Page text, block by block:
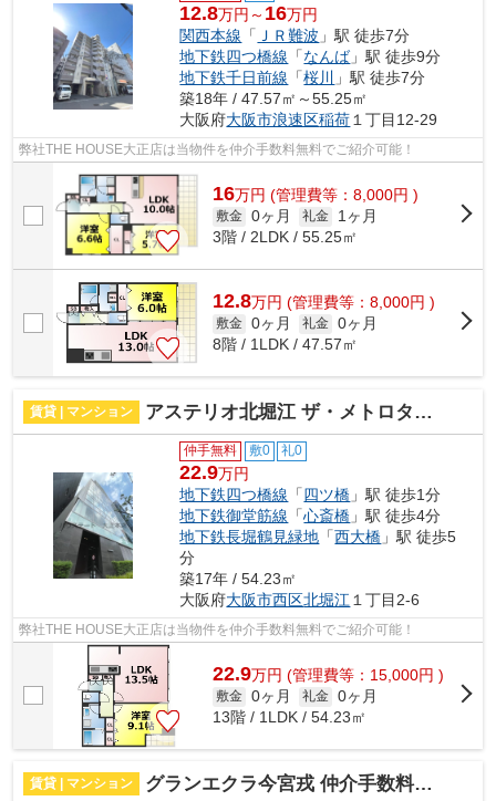
12.8万円～ 16万円
関西本線 「 ＪＲ難波 」駅 徒歩7分
地下鉄四つ橋線 「なんば」駅 徒歩9分
地下鉄千日前線 「桜川
」駅 徒歩7分
築18年 / 47.57㎡～55.25㎡
大阪府大阪市浪速区稲荷 １丁目12-29
弊社THE HOUSE大正店は当物件を仲介手数料無料でご紹介可能！
16万円 (管理費等：8,000円 )
敷金 0ヶ月 礼金
1ヶ月
3階 / 2LDK / 55.25㎡
12.8万円 (管理費等：8,000円 )
敷金 0ヶ月 礼金 0ヶ月
8階 / 1LDK / 47.57㎡
賃貸 | マンション アステリオ北堀江 ザ・メトロタワー 仲介手数料無料
仲手無料 敷0 礼0
22.9万円
地下鉄四つ橋線 「四ツ橋 」駅 徒歩1分
地下鉄御堂筋線 「心斎橋 」駅 徒歩4分
地下鉄長堀鶴見緑地 「西大橋 」駅 徒歩5
分
築17年 / 54.23㎡
大阪府大阪市西区北堀江 １丁目2-6
弊社THE HOUSE大正店は当物件を仲介手数料無料でご紹介可能！
22.9万円 (管理費等：15,000円 )
敷金 0ヶ月 礼金 0ヶ月
13階 / 1LDK / 54.23㎡
賃貸 | マンション グランエクラ今宮戎 仲介手数料無料